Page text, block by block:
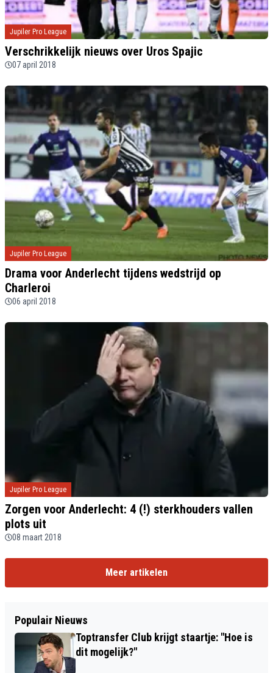
Jupiler Pro League
Verschrikkelijk nieuws over Uros Spajic
07 april 2018
Jupiler Pro League
Drama voor Anderlecht tijdens wedstrijd op
Charleroi
06 april 2018
Jupiler Pro League
Zorgen voor Anderlecht: 4 (!) sterkhouders vallen
plots uit
08 maart 2018
Meer artikelen
Populair Nieuws
Toptransfer Club krijgt staartje: "Hoe is
dit mogelijk?"